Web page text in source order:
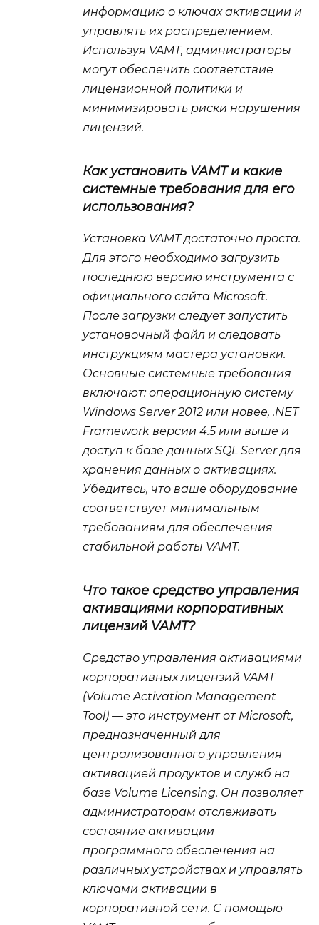
информацию о ключах активации и
управлять их распределением.
Используя VAMT, администраторы
могут обеспечить соответствие
лицензионной политики и
минимизировать риски нарушения
лицензий.
Как установить VAMT и какие
системные требования для его
использования?
Установка VAMT достаточно проста.
Для этого необходимо загрузить
последнюю версию инструмента с
официального сайта Microsoft.
После загрузки следует запустить
установочный файл и следовать
инструкциям мастера установки.
Основные системные требования
включают: операционную систему
Windows Server 2012 или новее, .NET
Framework версии 4.5 или выше и
доступ к базе данных SQL Server для
хранения данных о активациях.
Убедитесь, что ваше оборудование
соответствует минимальным
требованиям для обеспечения
стабильной работы VAMT.
Что такое средство управления
активациями корпоративных
лицензий VAMT?
Средство управления активациями
корпоративных лицензий VAMT
(Volume Activation Management
Tool) — это инструмент от Microsoft,
предназначенный для
централизованного управления
активацией продуктов и служб на
базе Volume Licensing. Он позволяет
администраторам отслеживать
состояние активации
программного обеспечения на
различных устройствах и управлять
ключами активации в
корпоративной сети. С помощью